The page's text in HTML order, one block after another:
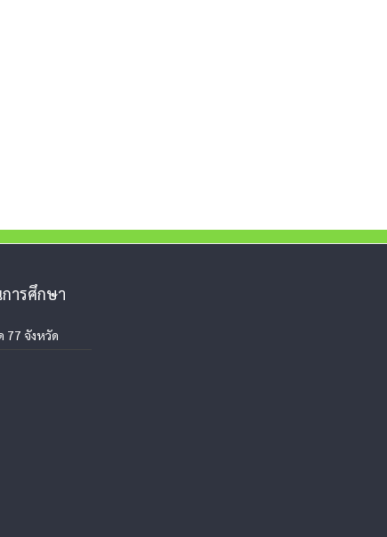
ารศึกษา
77 จังหวัด